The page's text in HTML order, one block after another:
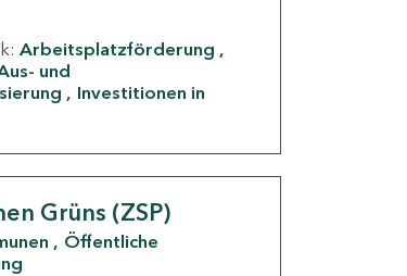
Arbeitsplatzförderung
und
Investitionen in
Grüns (ZSP)
Öffentliche